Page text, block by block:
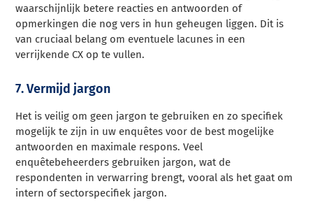
waarschijnlijk betere reacties en antwoorden of
opmerkingen die nog vers in hun geheugen liggen. Dit is
van cruciaal belang om eventuele lacunes in een
verrijkende CX op te vullen.
7. Vermijd jargon
Het is veilig om geen jargon te gebruiken en zo specifiek
mogelijk te zijn in uw enquêtes voor de best mogelijke
antwoorden en maximale respons. Veel
enquêtebeheerders gebruiken jargon, wat de
respondenten in verwarring brengt, vooral als het gaat om
intern of sectorspecifiek jargon.